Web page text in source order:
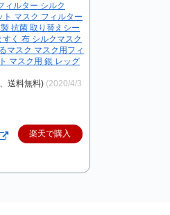
ィルター シルク
マスク フィルター
抗菌 取り替えシー
すく 布 シルクマスク
マスク マスク用フィ
マスク用 銀 レッグ
送料無料) (2020/4/3
楽天で購入